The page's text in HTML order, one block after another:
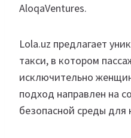
AloqaVentures.
Lola.uz предлагает
такси, в котором
исключительно
подход направлен на
безопасной среды для